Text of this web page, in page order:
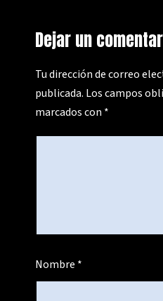
Dejar un
Tu dirección de correo
publicada. Los campos
marcados con *
Nombre *